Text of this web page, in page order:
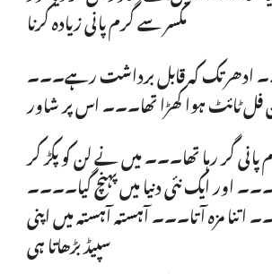
مکسر سے گرم پانی زیادہ کرنا
ادھر تک کہ قابل برداشت رہے۔۔۔
فل ٹائٹ ہوا کھڑا تھا۔۔۔ اس پر شاور
گر رہا تھا۔۔۔ میں نے لن کو پکڑ کر
اور ایک نئی دنیا میں پہنچ گیا۔۔۔۔
اتنا مزہ آتا۔۔۔ آہستہ آہستہ میں اپنی
سپیڈ بڑھاتا ہی